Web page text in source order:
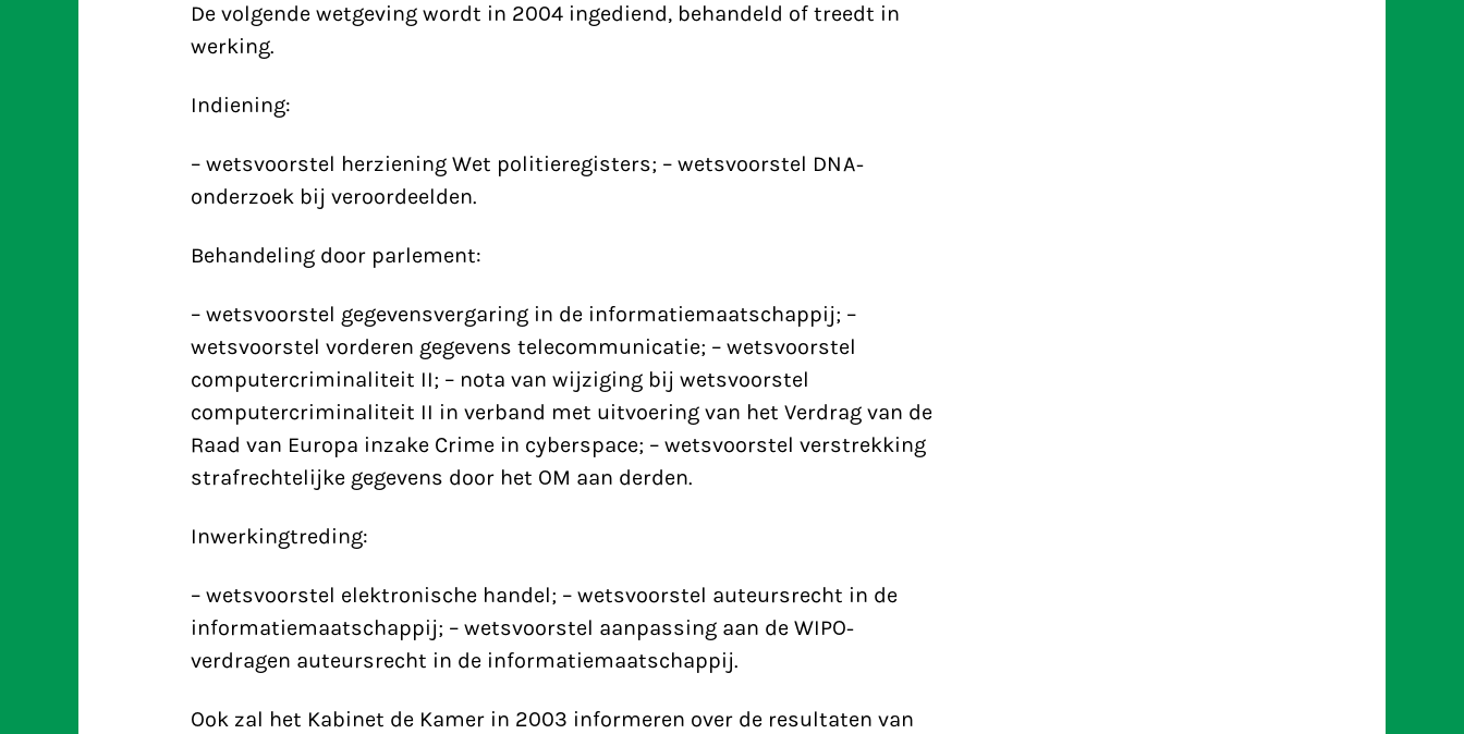
De volgende wetgeving wordt in 2004 ingediend, behandeld of treedt in
werking.
Indiening:
– wetsvoorstel herziening Wet politieregisters; – wetsvoorstel DNA-
onderzoek bij veroordeelden.
Behandeling door parlement:
– wetsvoorstel gegevensvergaring in de informatiemaatschappij; –
wetsvoorstel vorderen gegevens telecommunicatie; – wetsvoorstel
computercriminaliteit II; – nota van wijziging bij wetsvoorstel
computercriminaliteit II in verband met uitvoering van het Verdrag van de
Raad van Europa inzake Crime in cyberspace; – wetsvoorstel verstrekking
strafrechtelijke gegevens door het OM aan derden.
Inwerkingtreding:
– wetsvoorstel elektronische handel; – wetsvoorstel auteursrecht in de
informatiemaatschappij; – wetsvoorstel aanpassing aan de WIPO-
verdragen auteursrecht in de informatiemaatschappij.
Ook zal het Kabinet de Kamer in 2003 informeren over de resultaten van